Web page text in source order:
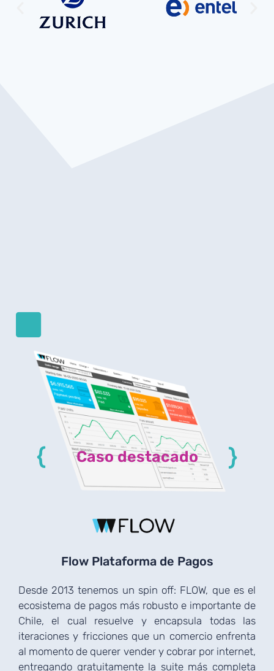
Caso destacado
Flow Plataforma de Pagos
Desde 2013 tenemos un spin off: FLOW, que es el
ecosistema de pagos más robusto e importante de
Chile, el cual resuelve y encapsula todas las
iteraciones y fricciones que un comercio enfrenta
al momento de querer vender y cobrar por internet,
entregando gratuitamente la suite más completa
}
{